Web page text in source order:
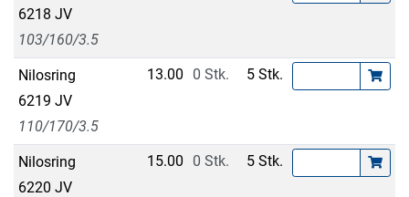
6218 JV
103/160/3.5
Nilosring
6219 JV
110/170/3.5
13.00 0 Stk. 5 Stk.
Nilosring
6220 JV
15.00 0 Stk. 5 Stk.